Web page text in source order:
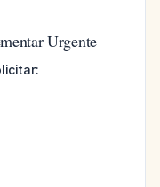
Urgente